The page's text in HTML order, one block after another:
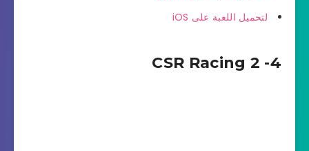
لتحميل اللعبة على iOS
4- CSR Racing 2